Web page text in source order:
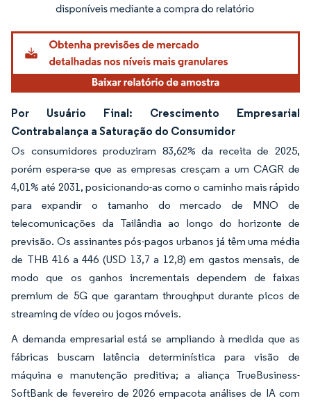
Por Usuário Final: Crescimento Empresarial
Contrabalança a Saturação do Consumidor
Os consumidores produziram 83,62% da receita de 2025,
porém espera-se que as empresas cresçam a um CAGR de
4,01% até 2031, posicionando-as como o caminho mais rápido
para expandir o tamanho do mercado de MNO de
telecomunicações da Tailândia ao longo do horizonte de
previsão. Os assinantes pós-pagos urbanos já têm uma média
de THB 416 a 446 (USD 13,7 a 12,8) em gastos mensais, de
modo que os ganhos incrementais dependem de faixas
premium de 5G que garantam throughput durante picos de
streaming de vídeo ou jogos móveis.
A demanda empresarial está se ampliando à medida que as
fábricas buscam latência determinística para visão de
máquina e manutenção preditiva; a aliança TrueBusiness-
SoftBank de fevereiro de 2026 empacota análises de IA com